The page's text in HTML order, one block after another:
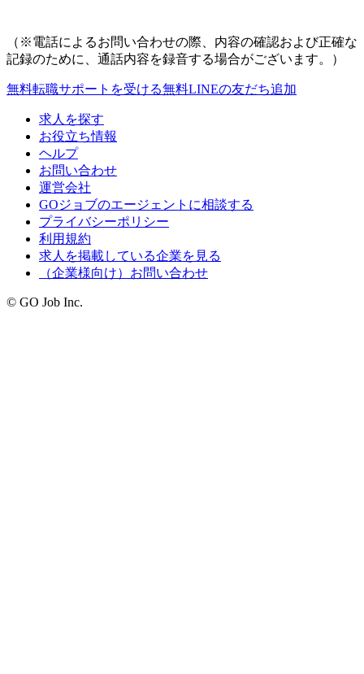
（※電話によるお問い合わせの際、内容の確認および正確な
記録のために、通話内容を録音する場合がございます。）
無料転職サポートを受ける無料LINEの友だち追加
求人を探す
お役立ち情報
ヘルプ
お問い合わせ
運営会社
GOジョブのエージェントに相談する
プライバシーポリシー
利用規約
求人を掲載している企業を見る
（企業様向け）お問い合わせ
© GO Job Inc.